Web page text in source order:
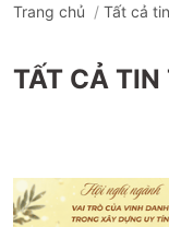
Trang chủ / Tất cả
TẤT CẢ TIN